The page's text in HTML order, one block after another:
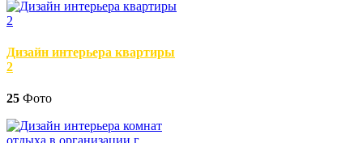
Дизайн интерьера квартиры
2
25 Фото